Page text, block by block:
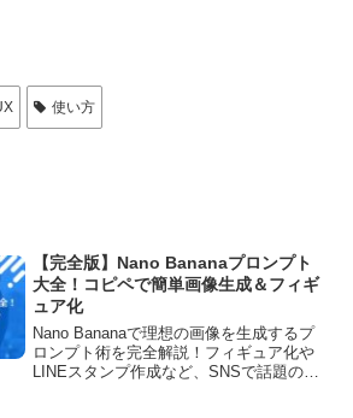
使い方
【完全版】Nano Bananaプロンプト
大全！コピペで簡単画像生成＆フィギ
ュア化
Nano Bananaで理想の画像を生成するプ
ロンプト術を完全解説！フィギュア化や
LINEスタンプ作成など、SNSで話題の活